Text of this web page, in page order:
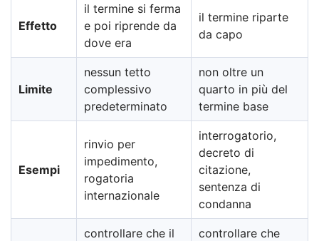
Effetto
il termine si ferma
e poi riprende da
dove era
il termine riparte
da capo
Limite
nessun tetto
complessivo
predeterminato
non oltre un
quarto in più del
termine base
Esempi
rinvio per
impedimento,
rogatoria
internazionale
interrogatorio,
decreto di
citazione,
sentenza di
condanna
controllare che il
controllare che